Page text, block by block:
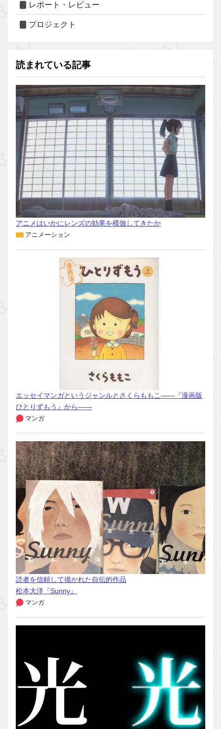
レポート・レビュー
プロジェクト
読まれている記事
アニメはいかにレンズの効果を模倣してきたか
アニメーション
エッセイマンガというジャンルとさくらももこ――『漫画版
ひとりずもう』から――
マンガ
読者を信頼して描かれた自伝的作品
松本大洋『Sunny』
マンガ